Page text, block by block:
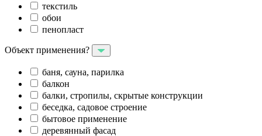
текстиль
обои
пенопласт
Объект применения?
баня, сауна, парилка
балкон
балки, стропилы, скрытые конструкции
беседка, садовое строение
бытовое применение
деревянный фасад